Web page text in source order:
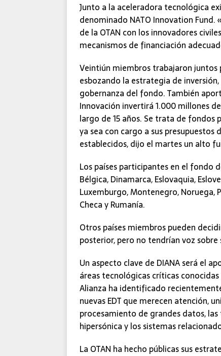
Junto a la aceleradora tecnológica
denominado NATO Innovation
de la OTAN con los innovadores
mecanismos de financiación
Veintiún miembros trabajaron
esbozando la estrategia de
gobernanza del fondo. También
Innovación invertirá 1.000 millones
largo de 15 años. Se trata de fondos
ya sea con cargo a sus
establecidos, dijo el martes un alto
Los países participantes en el fondo
Bélgica, Dinamarca, Eslovaquia,
Luxemburgo, Montenegro, Noruega,
Checa y Rumanía.
Otros países miembros pueden
posterior, pero no tendrían voz
Un aspecto clave de DIANA será el
áreas tecnológicas críticas
Alianza ha identificado
nuevas EDT que merecen atención,
procesamiento de grandes datos,
hipersónica y los sistemas
La OTAN ha hecho públicas sus